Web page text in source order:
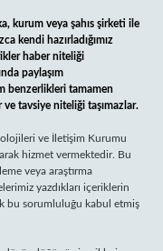
kurum veya şahıs şirketi ile
kendi hazırladığımız
haber niteliği
paylaşım
benzerlikleri tamamen
tavsiye niteliği taşımazlar.
ve İletişim Kurumu
hizmet vermektedir. Bu
veya araştırma
yazdıkları içeriklerin
bu sorumluluğu kabul etmiş